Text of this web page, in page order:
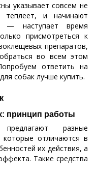
указывает совсем не
теплеет, и начинают
— наступает время
присмотреться к
препаратов,
во всем этом
ответить на
собак лучше купить.
принцип работы
предлагают разные
отличаются в
их действия, а
Такие средства